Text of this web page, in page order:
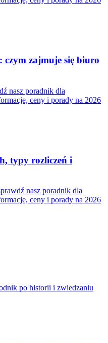
zajmuje się biuro
nasz poradnik dla
ceny i porady na 2026
typy rozliczeń i
nasz poradnik dla
ceny i porady na 2026
po historii i zwiedzaniu